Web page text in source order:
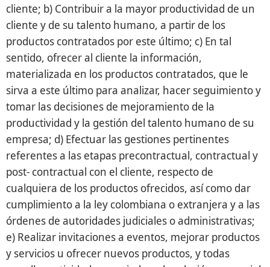
cliente; b) Contribuir a la mayor productividad de un
cliente y de su talento humano, a partir de los
productos contratados por este último; c) En tal
sentido, ofrecer al cliente la información,
materializada en los productos contratados, que le
sirva a este último para analizar, hacer seguimiento y
tomar las decisiones de mejoramiento de la
productividad y la gestión del talento humano de su
empresa; d) Efectuar las gestiones pertinentes
referentes a las etapas precontractual, contractual y
post- contractual con el cliente, respecto de
cualquiera de los productos ofrecidos, así como dar
cumplimiento a la ley colombiana o extranjera y a las
órdenes de autoridades judiciales o administrativas;
e) Realizar invitaciones a eventos, mejorar productos
y servicios u ofrecer nuevos productos, y todas